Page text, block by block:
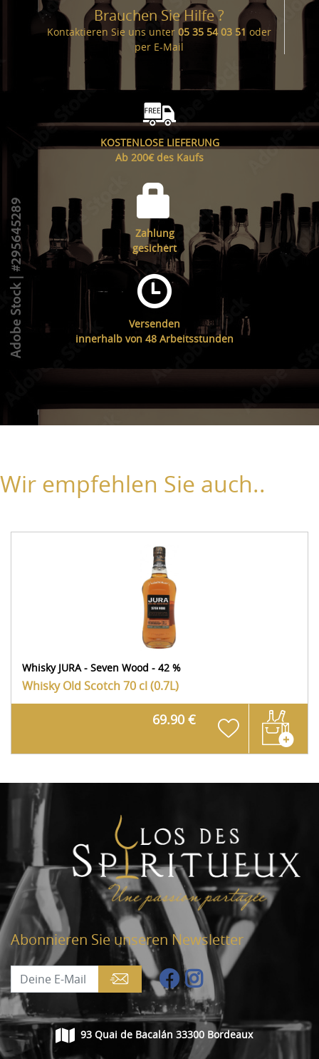
Brauchen Sie Hilfe ?
Kontaktieren Sie uns unter 05 35 54 03 51 oder
per E-Mail
KOSTENLOSE LIEFERUNG
Ab 200€ des Kaufs
Zahlung
gesichert
Versenden
innerhalb von 48 Arbeitsstunden
Wir empfehlen Sie auch..
Whisky JURA - Seven Wood - 42 %
Whisky Old Scotch70 cl (0.7L)
69.90 €
Abonnieren Sie unseren Newsletter
93 Quai de Bacalán 33300 Bordeaux